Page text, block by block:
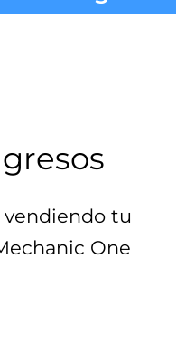
vendiendo tu
One